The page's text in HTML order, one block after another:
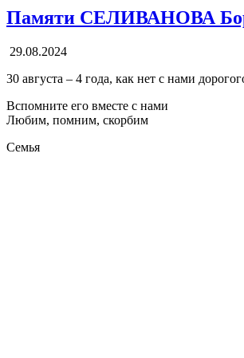
Памяти СЕЛИВАНОВА
29.08.2024
30 августа – 4 года, как нет с нами
Вспомните его вместе с нами
Любим, помним, скорбим
Семья